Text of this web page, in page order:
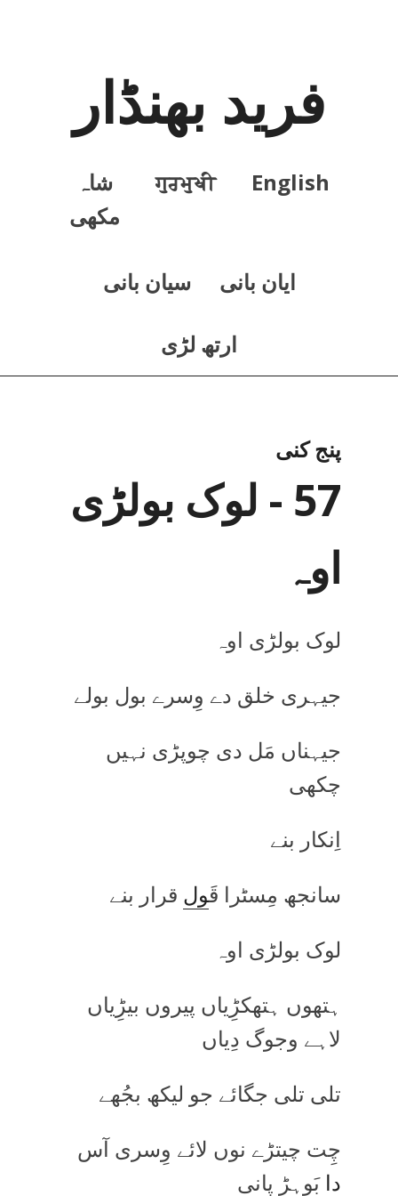
فرید بھنڈار
English
ਗੁਰਮੁਖੀ
شاہ
مکھی
ايان بانی سيان بانی
ارتھ لڑی
پنج کنی
57 - لوک بولڑی
اوہ
لوک بولڑی اوہ
جیہری خلق دے وِسرے بول بولے
جیہناں مَل دی چوپڑی نہیں
چکھی
اِنکار بنے
سانجھ مِسٹرا قَول قرار بنے
لوک بولڑی اوہ
ہتھوں ہتھکڑِیاں پیروں بیڑِیاں
لاہے وجوگ دِیاں
تلی تلی جگائے جو لیکھ بجُھے
چِت چیتڑے نوں لائے وِسری آس
دا بَوہڑ پانی